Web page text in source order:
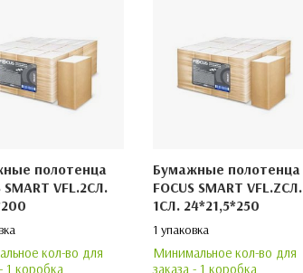
полотенца
SMART VFL.2СЛ.
кол-во для
1 коробка
Бумажные полотенца
FOCUS SMART VFL.ZСЛ.
1СЛ. 24*21,5*250
1 упаковка
Минимальное кол-во для
заказа - 1 коробка